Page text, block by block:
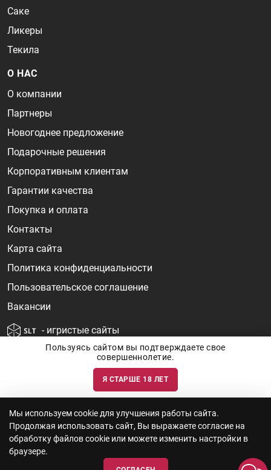
Саке
Ликеры
Текила
О НАС
О компании
Партнеры
Новогоднее предложение
Подарочные решения
Корпоративным клиентам
Гарантии качества
Покупка и оплата
Контакты
Карта сайта
Политика конфиденциальности
Пользовательское соглашение
Вакансии
- игристые сайты
Информация о ценах и наличии товаров носит ознакомительный
характер и может быть не точной. Цены на импортные товары особенно
актуальности наличия товаров и цен вы так же можете уточнить по
телефону+7 (812) 715 06-66с 11-22 ежедневно.
ООО "Винум" ИНН 7814473915, Лицензия на торговлю алкоголем: №
серия 78АА №0012735, регистрационный номер 78РПА000752 от
12.10.2023 действует по 11.10.2028
Пользуясь сайтом вы подтверждаете свое
совершеннолетие.
Я СТАРШЕ 18 ЛЕТ
Мы используем cookie для улучшения работы сайта.
Продолжая использовать сайт, Вы выражаете согласие на
обработку файлов cookie или можете изменить настройки в
браузере.